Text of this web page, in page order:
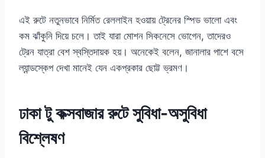
এই রুটে নতুনভাবে নির্মিত রেললাইন হওয়ায় ট্রেনের স্পিড ভালো এবং
কম ঝাঁকুনি দিয়ে চলে। তাই যারা মোশন সিকনেসে ভোগেন, তাদেরও
ট্রেন যাত্রা বেশ স্বস্তিদায়ক হয়। অনেকেই বলেন, জানালার পাশে বসে
ল্যান্ডস্কেপ দেখা মানেই যেন একপ্রকার ছোট্ট ভ্রমণ।
ঢাকা টু কক্সবাজার রুটে সুবিধা-অসুবিধা
বিশ্লেষণ